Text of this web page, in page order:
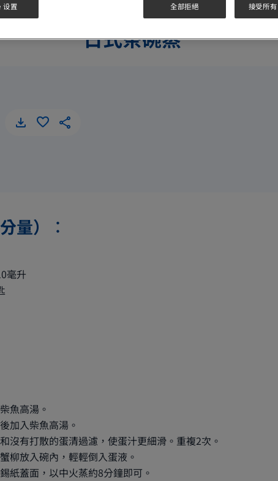
日式茶碗蒸
量）︰
毫升
魚高湯。
加入柴魚高湯。
沒有打散的蛋清過濾，使蛋汁更細滑。重複2次。
柳放入碗內，輕輕倒入蛋液。
紙蓋面，以中火蒸約8分鐘即可。
全部拒絕 接受所
设置